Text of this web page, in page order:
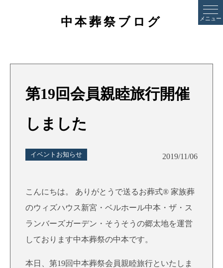
メニュー
中本葬祭ブログ
第19回会員親睦旅行開催
しました
イベントお知らせ 2019/11/06
こんにちは。 ありがとうで送るお葬式® 家族葬
のウィズハウス新宮・ベルホール中本・ザ・ス
ランバーズガーデン・そうそうの郷太地を運営
しております中本葬祭の中本です。
本日、第19回中本葬祭会員親睦旅行といたしま